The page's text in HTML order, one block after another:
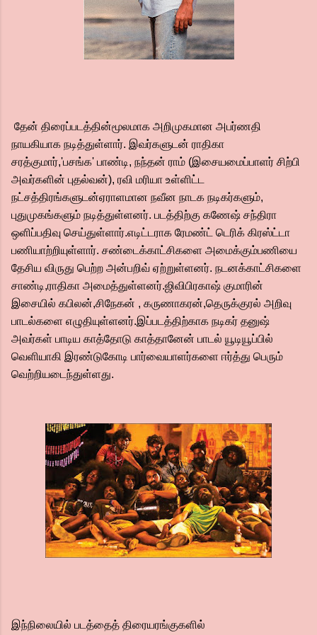
தேன் திரைப்படத்தின்மூலமாக அறிமுகமான அபர்ணதி
நாயகியாக நடித்துள்ளார். இவர்களுடன் ராதிகா
சரத்குமார்,'பசங்க' பாண்டி, நந்தன் ராம் (இசையமைப்பாளர் சிற்பி
அவர்களின் புதல்வன்), ரவி மரியா உள்ளிட்ட
நட்சத்திரங்களுடன்ஏராளமான நவீன நாடக நடிகர்களும்,
புதுமுகங்களும் நடித்துள்ளனர். படத்திற்கு கணேஷ் சந்திரா
ஒளிப்பதிவு செய்துள்ளார்.எடிட்டராக ரேமண்ட் டெரிக் கிரஸ்ட்டா
பணியாற்றியுள்ளார். சண்டைக்காட்சிகளை அமைக்கும்பணியை
தேசிய விருது பெற்ற அன்பறிவ் ஏற்றுள்ளனர். நடனக்காட்சிகளை
சாண்டி,ராதிகா அமைத்துள்ளனர்.ஜிவிபிரகாஷ் குமாரின்
இசையில் கபிலன்,சிநேகன் , கருணாகரன்,தெருக்குரல் அறிவு
பாடல்களை எழுதியுள்ளனர்.இப்படத்திற்காக நடிகர் தனுஷ்
அவர்கள் பாடிய காத்தோடு காத்தானேன் பாடல் யூடியூப்பில்
வெளியாகி இரண்டுகோடி பார்வையாளர்களை ஈர்த்து பெரும்
வெற்றியடைந்துள்ளது.
இந்நிலையில் படத்தைத் திரையரங்குகளில்